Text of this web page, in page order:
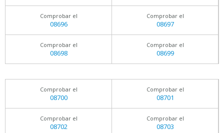
Comprobar el
08696
Comprobar el
08697
Comprobar el
08698
Comprobar el
08699
Comprobar el
08700
Comprobar el
08701
Comprobar el
08702
Comprobar el
08703